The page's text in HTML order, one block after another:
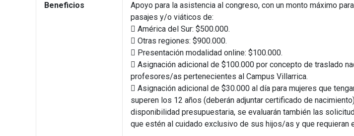
Beneficios
Apoyo para la asistencia al congreso, con un monto máximo
pasajes y/o viáticos de:
 América del Sur: $500.000.
 Otras regiones: $900.000.
 Presentación modalidad online: $100.000.
 Asignación adicional de $100.000 por concepto de traslado
profesores/as pertenecientes al Campus Villarrica.
 Asignación adicional de $30.000 al día para mujeres que
superen los 12 años (deberán adjuntar certificado de
disponibilidad presupuestaria, se evaluarán también las
que estén al cuidado exclusivo de sus hijos/as y que requieran